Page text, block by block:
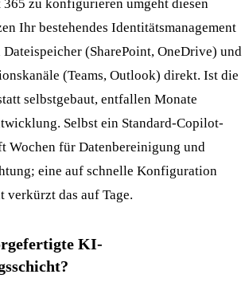
zu konfigurieren umgeht diesen
Ihr bestehendes Identitätsmanagement
(SharePoint, OneDrive) und
(Teams, Outlook) direkt. Ist die
selbstgebaut, entfallen Monate
Selbst ein Standard-Copilot-
Wochen für Datenbereinigung und
eine auf schnelle Konfiguration
verkürzt das auf Tage.
KI-